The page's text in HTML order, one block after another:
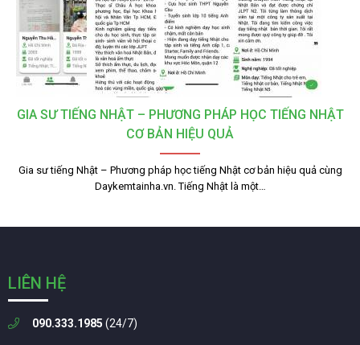
GIA SƯ TIẾNG NHẬT – PHƯƠNG PHÁP HỌC TIẾNG NHẬT
CƠ BẢN HIỆU QUẢ
Gia sư tiếng Nhật – Phương pháp học tiếng Nhật cơ bản hiệu quả cùng
Daykemtainha.vn. Tiếng Nhật là một…
LIÊN HỆ
090.333.1985 (24/7)